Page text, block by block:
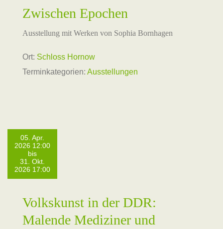
Zwischen Epochen
Ausstellung mit Werken von Sophia Bornhagen
Ort: Schloss Hornow
Terminkategorien: Ausstellungen
05. Apr.
2026 12:00
bis
31. Okt.
2026 17:00
Volkskunst in der DDR:
Malende Mediziner und